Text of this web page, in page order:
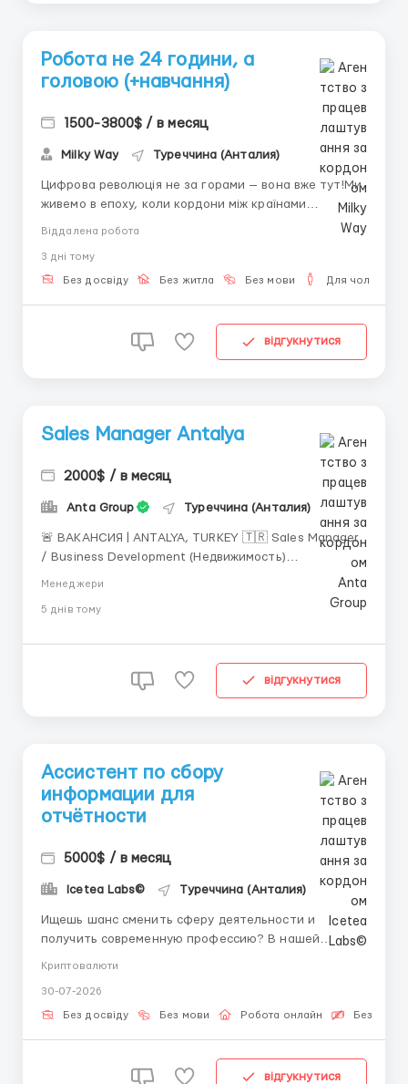
Робота не 24 години, а
головою (+навчання)
1500-3800$ / в месяц
Milky Way Туреччина (Анталия)
Цифрова революція не за горами — вона вже тут!Ми
живемо в епоху, коли кордони між країнами
стираються, а робоче місце — це ноутбук та
на користь віддаленої роботи. Головне — потрапити
в надійну команду та почати діяти.КРІПТОІНДУСТР...
Віддалена робота
3 днi тому
Без досвіду Без житла Без мови Для чоловіків
відгукнутися
Sales Manager Antalya
2000$ / в месяц
Anta Group Туреччина (Анталия)
🚨 ВАКАНСИЯ | ANTALYA, TURKEY 🇹🇷 Sales Manager
/ Business Development (Недвижимость)
Строительная компания, занимающаяся продажей
приглашает в команду Sales Manager с опытом
Менеджери
5 днiв тому
відгукнутися
Ассистент по сбору
информации для
отчётности
5000$ / в месяц
Icetea Labs© Туреччина (Анталия)
Ищешь шанс сменить сферу деятельности и
получить современную профессию? В нашей
👤 Наш HR-менеджер в Telegram:
@aleksandr_barabashov Icetea Labs строит
Криптовалюти
30-07-2026
Без досвіду Без мови Робота онлайн
відгукнутися